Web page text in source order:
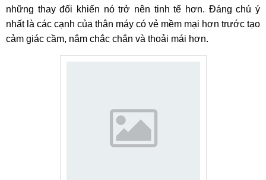
những thay đổi khiến nó trở nên tinh tế hơn. Đáng chú ý
nhất là các cạnh của thân máy có vẻ mềm mại hơn trước tạo
cảm giác cầm, nắm chắc chắn và thoải mái hơn.